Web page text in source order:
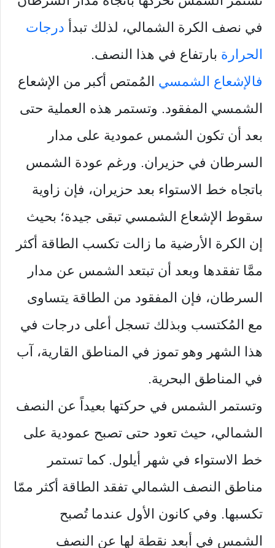
في نصف الكرة الشمالي، لذلك تبدأ درجات
الحرارة بارتفاع في هذا النصف.
فالإشعاع الشمسي المُمتص أكبر من الإشعاع
الشمسي المفقود. وتستمر هذه العملية حتى
بعد أن تكون الشمس عمودية على مدار
السرطان في حزيران. ورغم عودة الشمس
باتجاه خط الاستواء بعد حزيران، فإن زاوية
سقوط الإشعاع الشمسي تبقى جيدة؛ بحيث
إن الكرة الأرضية ما زالت تكسب الطاقة أكثر
ممَّا تفقدها وبعد أن تبتعد الشمس عن مدار
السرطان، فإن المفقود من الطاقة يتساوى
مع المُكتسب وبذلك تسجل أعلى درجات في
هذا الشهر وهو تموز في المناطق القارية، آب
في المناطق البحرية.
وتستمر الشمس في حركتها بعيداً عن النصف
الشمالي، حيث تعود حتى تصبح عمودية على
خط الاستواء في شهر أيلول. كما تستمر
مناطق النصف الشمالي تفقد الطاقة أكثر ممّا
تكسبها. وفي كانون الأول عندما تُصبح
الشمس في أبعد نقطة لها عن النصف